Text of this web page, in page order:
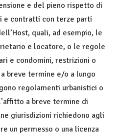
e del pieno rispetto di
e contratti con terze parti
quali, ad esempio, le
e locatore, o le regole
e condomini, restrizioni o
breve termine e/o a lungo
regolamenti urbanistici o
a breve termine di
giurisdizioni richiedono agli
un permesso o una licenza